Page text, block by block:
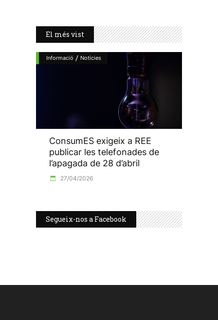
El més vist
Informació / Notícies
ConsumES exigeix a REE
publicar les telefonades de
l’apagada de 28 d’abril
27/04/2026
Segueix-nos a Facebook